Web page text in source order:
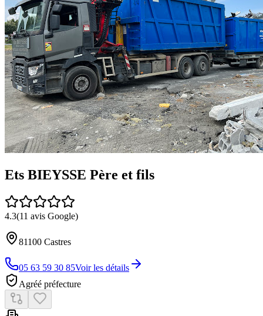
Ets BIEYSSE Père et fils
4.3(11 avis Google)
81100 Castres
05 63 59 30 85Voir les détails
Agréé préfecture